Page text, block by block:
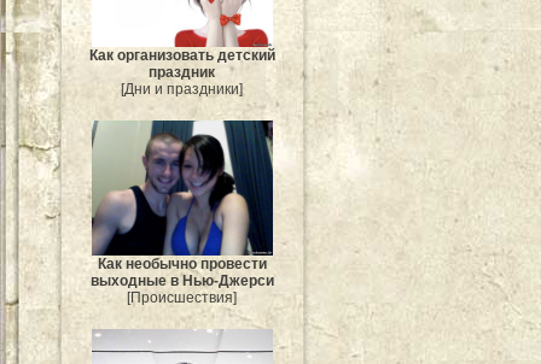
Как организовать детский
праздник
[Дни и праздники]
Как необычно провести
выходные в Нью-Джерси
[Происшествия]